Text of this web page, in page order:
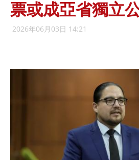
票或成亞省獨立
2026年06月03日 14:21